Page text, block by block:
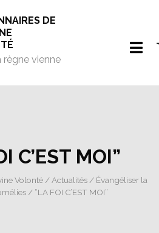
DE
règne vienne
C’EST MOI”
Volonté / Actualités / Évangéliser la
/ “LA FOI C’EST MOI”